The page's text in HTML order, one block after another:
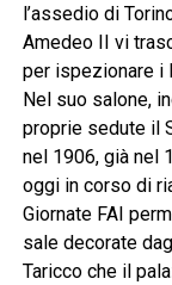
l’assedio di
Amedeo II vi
per ispezionare i
Nel suo salone,
proprie sedute il
nel 1906, già nel
oggi in corso di
Giornate FAI
sale decorate
Taricco che il